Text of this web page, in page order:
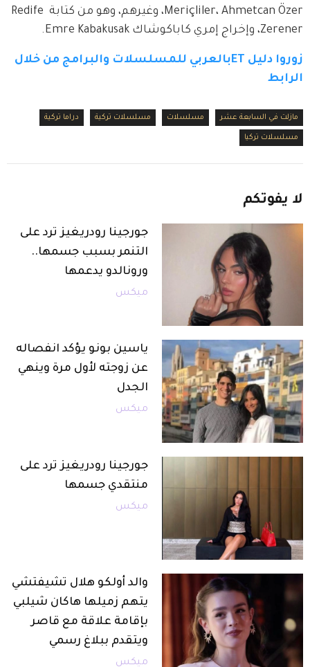
Meriçliler، Ahmetcan Özer، وغيرهم، وهو من كتابة Redife
Zerener، وإخراج إمري كاباكوشاك Emre Kabakusak.
زوروا دليل ETبالعربي للمسلسلات والبرامج من خلال
الرابط
مازلت في السابعة عشر مسلسلات مسلسلات تركية دراما تركية
مسلسلات تركيا
لا يفوتكم
جورجينا رودريغيز ترد على
التنمر بسبب جسمها..
ورونالدو يدعمها
ميكس
ياسين بونو يؤكد انفصاله
عن زوجته لأول مرة وينهي
الجدل
ميكس
جورجينا رودريغيز ترد على
منتقدي جسمها
ميكس
والد أولكو هلال تشيفتشي
يتهم زميلها هاكان شيلبي
بإقامة علاقة مع قاصر
ويتقدم ببلاغ رسمي
ميكس